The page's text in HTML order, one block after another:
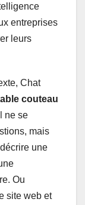
entreprises
leurs
Chat
couteau
ne se
mais
une
Ou
site web et